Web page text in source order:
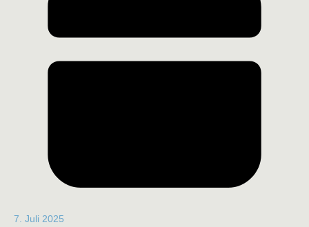
7. Juli 2025